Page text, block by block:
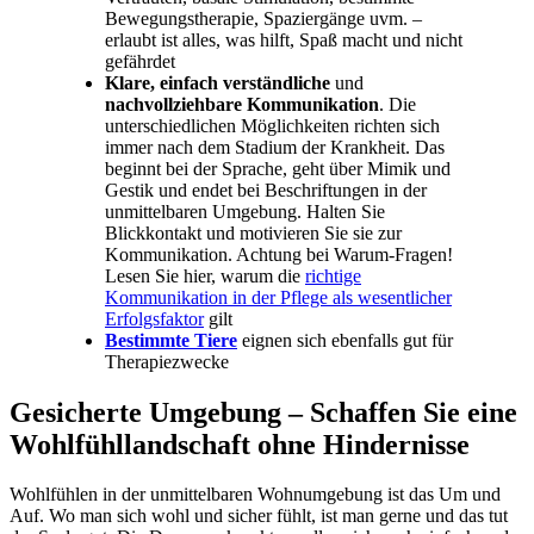
Bewegungstherapie, Spaziergänge uvm. –
erlaubt ist alles, was hilft, Spaß macht und nicht
gefährdet
Klare, einfach verständliche und
nachvollziehbare Kommunikation. Die
unterschiedlichen Möglichkeiten richten sich
immer nach dem Stadium der Krankheit. Das
beginnt bei der Sprache, geht über Mimik und
Gestik und endet bei Beschriftungen in der
unmittelbaren Umgebung. Halten Sie
Blickkontakt und motivieren Sie sie zur
Kommunikation. Achtung bei Warum-Fragen!
Lesen Sie hier, warum die richtige
Kommunikation in der Pflege als wesentlicher
Erfolgsfaktorgilt
Bestimmte Tiere eignen sich ebenfalls gut für
Therapiezwecke
Gesicherte Umgebung – Schaffen Sie eine
Wohlfühllandschaft ohne Hindernisse
Wohlfühlen in der unmittelbaren Wohnumgebung ist das Um und
Auf. Wo man sich wohl und sicher fühlt, ist man gerne und das tut